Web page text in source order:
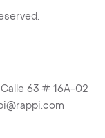
63 # 16A-02